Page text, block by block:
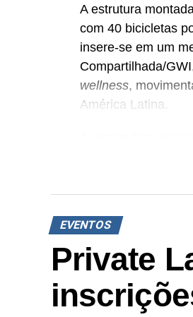
A estrutura
com 40 bicicletas
insere-se em um
Compartilhada/
wellness,
América Latina.
Alinhada à
bilhões em 2025
(BRASNUTRI/
Coffee,
garrafa e toalha
Em homenagem
com uma sessão
recuperação
EVENTOS
Private